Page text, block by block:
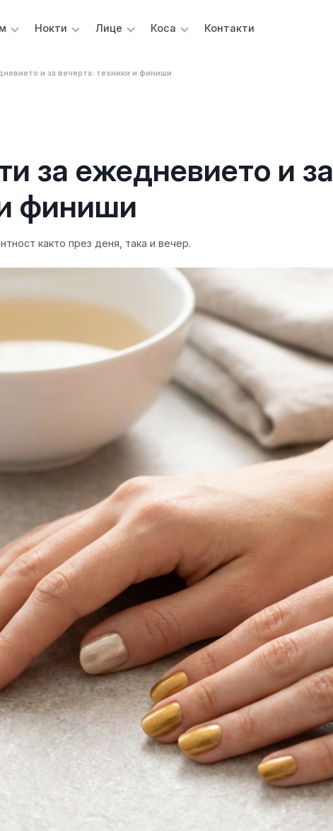
Нокти Лице Коса Контакти
и за вечерта: техники и финиши
за ежедневието и за
финиши
както през деня, така и вечер.